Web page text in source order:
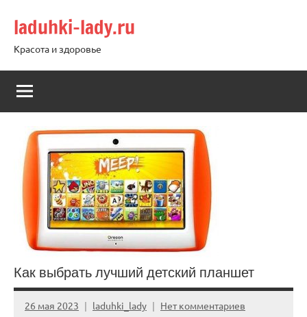
содержимому
laduhki-lady.ru
Красота и здоровье
Как выбрать лучший детский планшет
26 мая 2023 laduhki_lady Нет комментариев